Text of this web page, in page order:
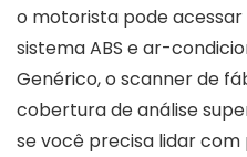
o motorista pode
sistema ABS e ar-
Genérico, o scanner de
cobertura de análise
se você precisa lidar